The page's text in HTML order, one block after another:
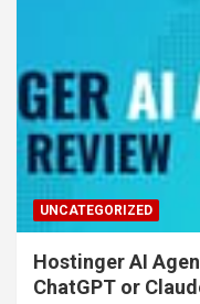
UNCATEGORIZED
Hostinger AI
ChatGPT or